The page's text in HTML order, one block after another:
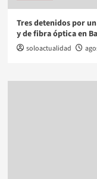
Tres detenidos por
y de fibra óptica en
soloactualidad